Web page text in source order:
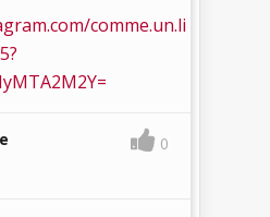
comme.un.li
0